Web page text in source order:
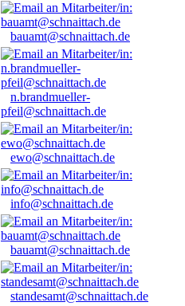
bauamt@schnaittach.de
n.brandmueller-
pfeil@schnaittach.de
ewo@schnaittach.de
info@schnaittach.de
bauamt@schnaittach.de
standesamt@schnaittach.de